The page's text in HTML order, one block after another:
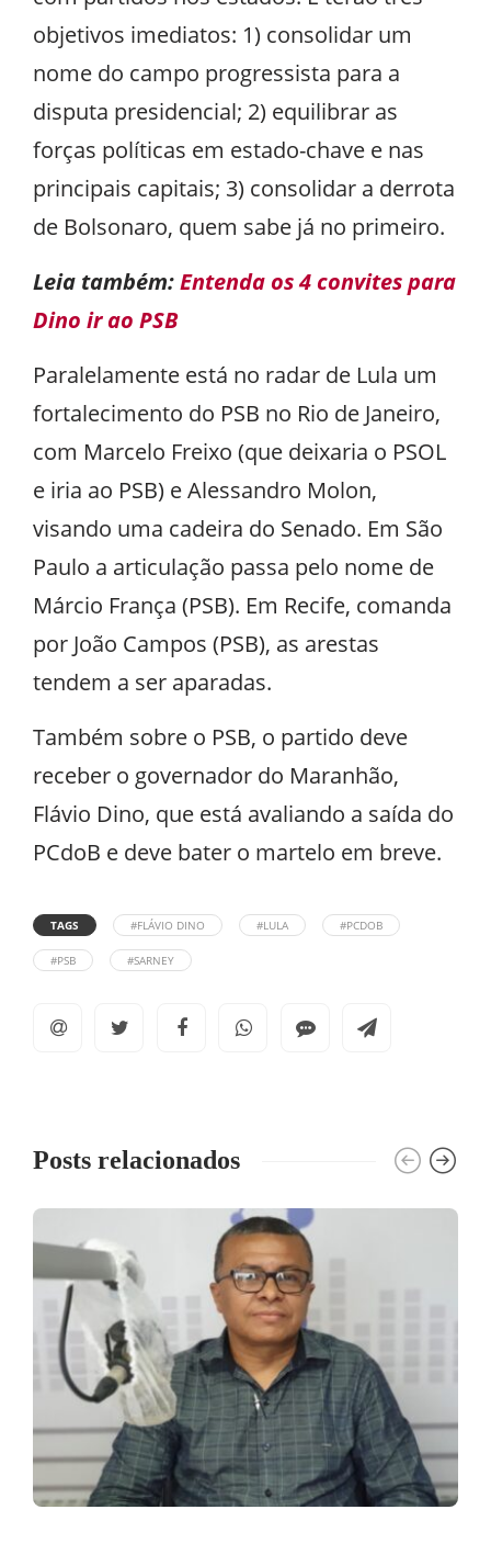
objetivos imediatos: 1) consolidar um
nome do campo progressista para a
disputa presidencial; 2) equilibrar as
forças políticas em estado-chave e nas
principais capitais; 3) consolidar a derrota
de Bolsonaro, quem sabe já no primeiro.
Leia também:Entenda os 4 convites para
Dino ir ao PSB
Paralelamente está no radar de Lula um
fortalecimento do PSB no Rio de Janeiro,
com Marcelo Freixo (que deixaria o PSOL
e iria ao PSB) e Alessandro Molon,
visando uma cadeira do Senado. Em São
Paulo a articulação passa pelo nome de
Márcio França (PSB). Em Recife, comanda
por João Campos (PSB), as arestas
tendem a ser aparadas.
Também sobre o PSB, o partido deve
receber o governador do Maranhão,
Flávio Dino, que está avaliando a saída do
PCdoB e deve bater o martelo em breve.
TAGS #FLÁVIO DINO #LULA #PCDOB
#PSB #SARNEY
Posts relacionados